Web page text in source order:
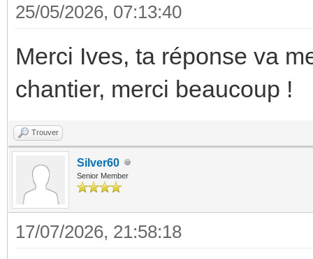
25/05/2026, 07:13:40
Merci Ives, ta réponse va
chantier, merci beaucoup !
Trouver
Silver60
Senior Member
17/07/2026, 21:58:18